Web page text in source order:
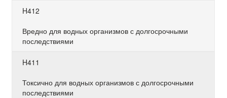
H412
Вредно для водных организмов с долгосрочными
последствиями
H411
Токсично для водных организмов с долгосрочными
последствиями